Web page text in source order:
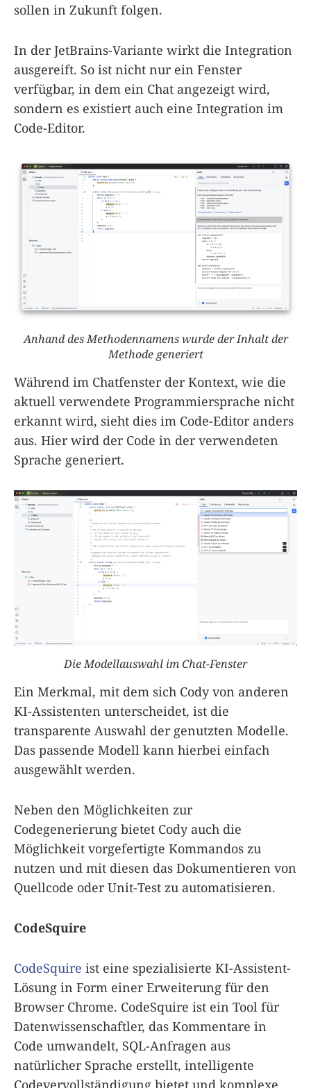
sollen in Zukunft folgen.
In der JetBrains-Variante wirkt die Integration
ausgereift. So ist nicht nur ein Fenster
verfügbar, in dem ein Chat angezeigt wird,
sondern es existiert auch eine Integration im
Code-Editor.
Anhand des Methodennamens wurde der Inhalt der
Methode generiert
Während im Chatfenster der Kontext, wie die
aktuell verwendete Programmiersprache nicht
erkannt wird, sieht dies im Code-Editor anders
aus. Hier wird der Code in der verwendeten
Sprache generiert.
Die Modellauswahl im Chat-Fenster
Ein Merkmal, mit dem sich Cody von anderen
KI-Assistenten unterscheidet, ist die
transparente Auswahl der genutzten Modelle.
Das passende Modell kann hierbei einfach
ausgewählt werden.
Neben den Möglichkeiten zur
Codegenerierung bietet Cody auch die
Möglichkeit vorgefertigte Kommandos zu
nutzen und mit diesen das Dokumentieren von
Quellcode oder Unit-Test zu automatisieren.
CodeSquire
CodeSquire ist eine spezialisierte KI-Assistent-
Lösung in Form einer Erweiterung für den
Browser Chrome. CodeSquire ist ein Tool für
Datenwissenschaftler, das Kommentare in
Code umwandelt, SQL-Anfragen aus
natürlicher Sprache erstellt, intelligente
Codevervollständigung bietet und komplexe